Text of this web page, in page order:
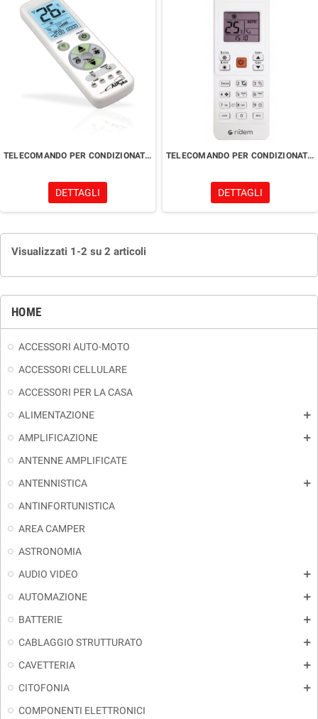
HOME
ACCESSORI AUTO-MOTO
ACCESSORI CELLULARE
ACCESSORI PER LA CASA
ALIMENTAZIONE
add
AMPLIFICAZIONE add
ANTENNE AMPLIFICATE
ANTENNISTICA
add
ANTINFORTUNISTICA
AREA CAMPER
ASTRONOMIA
AUDIO VIDEO
add
AUTOMAZIONE add
BATTERIE add
CABLAGGIO STRUTTURATO add
CAVETTERIA add
CITOFONIA add
COMPONENTI ELETTRONICI
TELECOMANDO PER CONDIZIONATORI
DETTAGLI
TELECOMANDO PER CONDIZIONATORI
DETTAGLI
Visualizzati 1-2 su 2 articoli